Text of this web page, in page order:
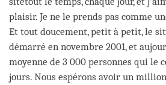
plaisir. Je ne le prends pas comme
Et tout doucement, petit à petit, le
démarré en novembre 2001, et
moyenne de 3 000 personnes qui le
jours. Nous espérons avoir un